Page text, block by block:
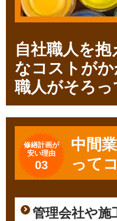
自社職人を
なコストが
職人がそろ
修繕計画が
安い理由
03
中間
って
管理会社や施